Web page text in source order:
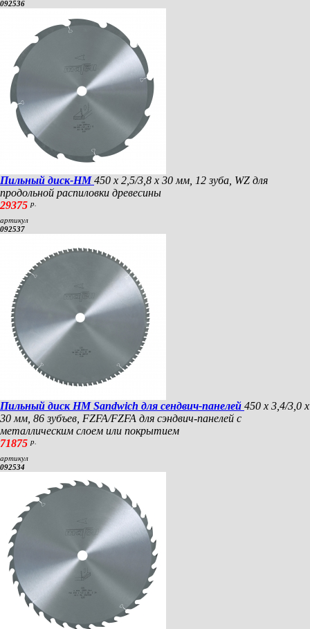
092536
Пильный диск-HM450 х 2,5/3,8 х 30 мм, 12 зуба, WZ для
продольной распиловки древесины
29375 р.
артикул
092537
Пильный диск HM Sandwich для сендвич-панелей 450 х 3,4/3,0 х
30 мм, 86 зубъев, FZFA/FZFA для сэндвич-панелей с
металлическим слоем или покрытием
71875 р.
артикул
092534